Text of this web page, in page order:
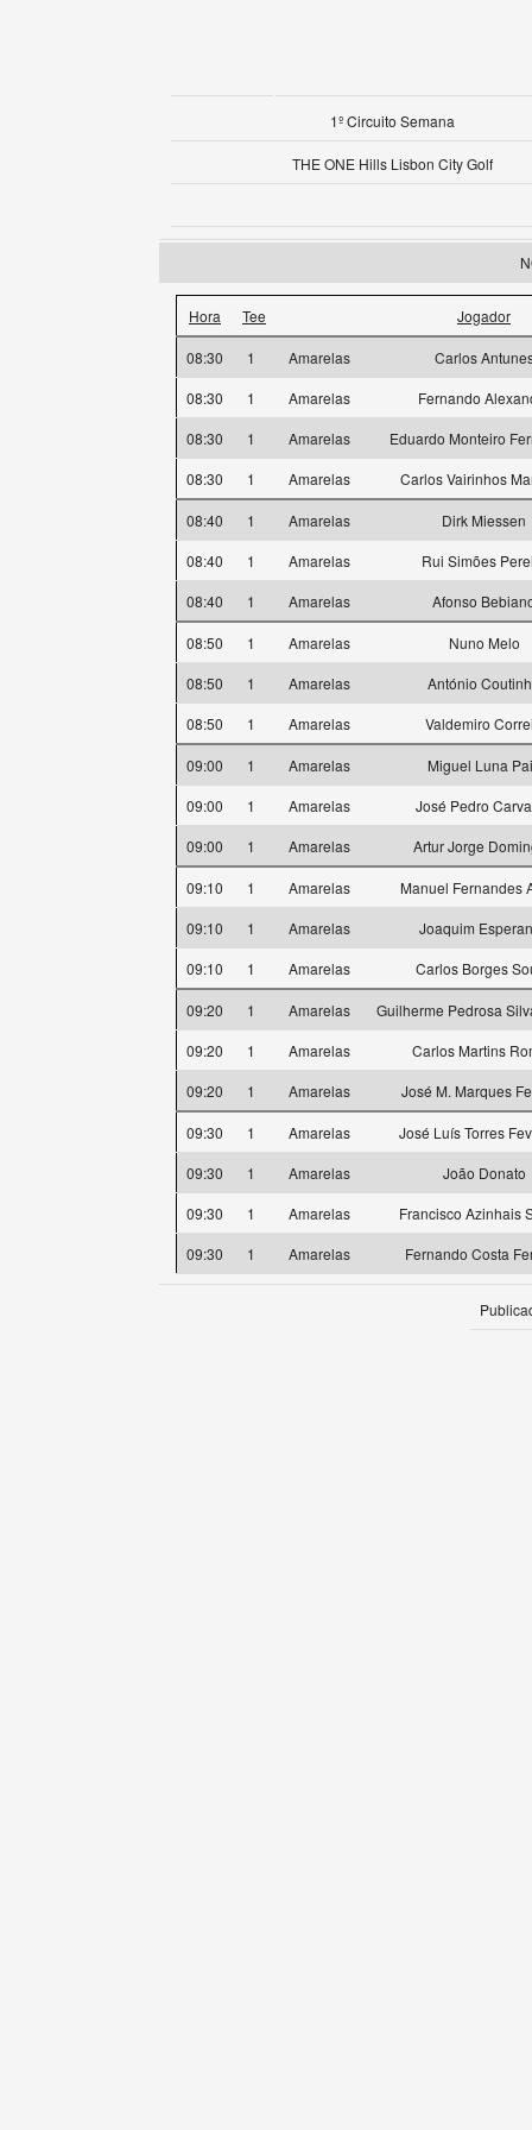
1º Circuito Semana
THE ONE Hills Lisbon City Golf
Hora Tee Jogador
08:30 1 Amarelas
Carlos
08:30
1 Amarelas
Fernando
08:30
1 Amarelas
Eduardo Monteiro
08:30
1 Amarelas Carlos Vairinhos
08:40 1 Amarelas
Dirk Miessen
08:40
1 Amarelas
Rui Simões
08:40
1 Amarelas Afonso
08:50 1 Amarelas
Nuno Melo
08:50
1 Amarelas
António
08:50
1 Amarelas Valdemiro
09:00 1 Amarelas
Miguel Luna
09:00
1 Amarelas
José Pedro
09:00
1 Amarelas Artur Jorge
09:10 1 Amarelas
Manuel Fernandes
09:10
1 Amarelas
Joaquim
09:10
1 Amarelas Carlos Borges
09:20 1 Amarelas
Guilherme Pedrosa
09:20
1 Amarelas
Carlos Martins
09:20
1 Amarelas José M. Marques
09:30 1 Amarelas
José Luís Torres
09:30
1 Amarelas
João Donato
09:30
1 Amarelas
Francisco Azinhais
09:30
1 Amarelas Fernando Costa